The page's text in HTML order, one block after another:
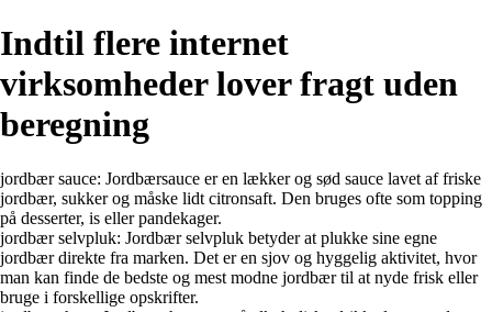
Indtil flere internet
virksomheder lover fragt uden
beregning
jordbær sauce: Jordbærsauce er en lækker og sød sauce lavet af friske
jordbær, sukker og måske lidt citronsaft. Den bruges ofte som topping
på desserter, is eller pandekager.
jordbær selvpluk: Jordbær selvpluk betyder at plukke sine egne
jordbær direkte fra marken. Det er en sjov og hyggelig aktivitet, hvor
man kan finde de bedste og mest modne jordbær til at nyde frisk eller
bruge i forskellige opskrifter.